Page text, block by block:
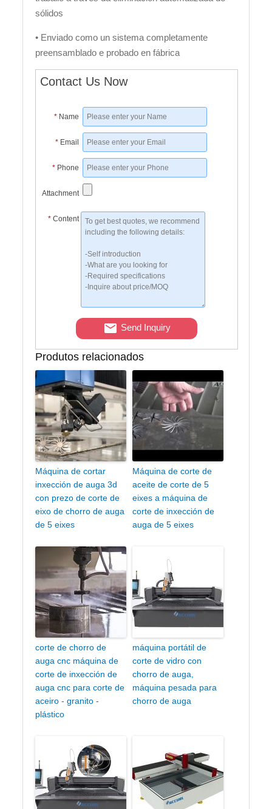
sólidos
• Enviado como un sistema completamente
preensamblado e probado en fábrica
Contact Us Now
* Name
* Email
* Phone
Attachment
* Content
Send Inquiry
Produtos relacionados
Máquina de cortar
inxección de auga 3d
con prezo de corte de
eixo de chorro de auga
de 5 eixes
Máquina de corte de
aceite de corte de 5
eixes a máquina de
corte de inxección de
auga de 5 eixes
corte de chorro de
auga cnc máquina de
corte de inxección de
auga cnc para corte de
aceiro - granito -
plástico
máquina portátil de
corte de vidro con
chorro de auga,
máquina pesada para
chorro de auga